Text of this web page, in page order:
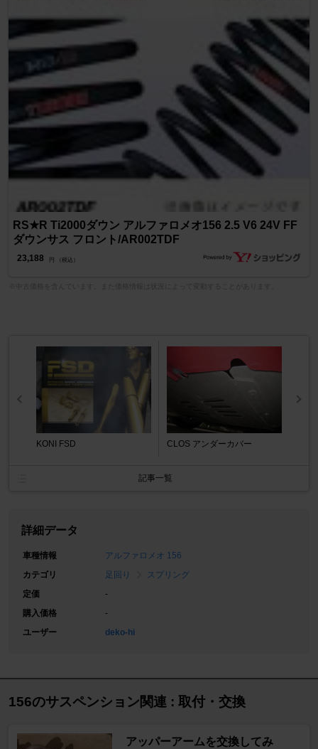
RS★R Ti2000ダウン アルファロメオ156 2.5 V6 24V FF
ダウンサス フロント/AR002TDF
23,188 円 （税込）
KONI FSD CLOS アンダーカバー
記事一覧
詳細データ
車種情報
アルファロメオ 156
カテゴリ
足回り
スプリング
定価
-
購入価格
-
ユーザー
deko-hi
156のサスペンション関連 : 取付・交換
アッパーアームを交換してみ